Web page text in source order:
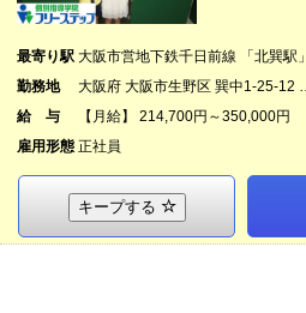
最寄り駅 大阪市営地下鉄千日前線 「北巽駅」
勤務地
大阪府 大阪市生野区 巽中1-25-12 …
給 与
【月給】 214,700円～350,000円
雇用形態 正社員
キープする